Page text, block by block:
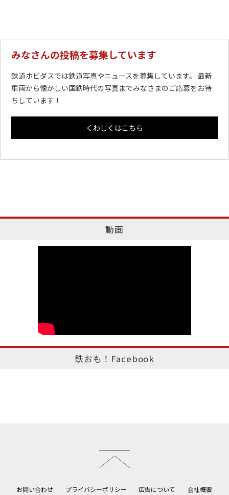
みなさんの投稿を募集しています
鉄道ホビダスでは鉄道写真やニュースを募集しています。 最新
車両から懐かしい国鉄時代の写真までみなさまのご応募をお待
ちしています！
くわしくはこちら
動画
鉄おも！Facebook
お問い合わせ プライバシーポリシー 広告について 会社概要